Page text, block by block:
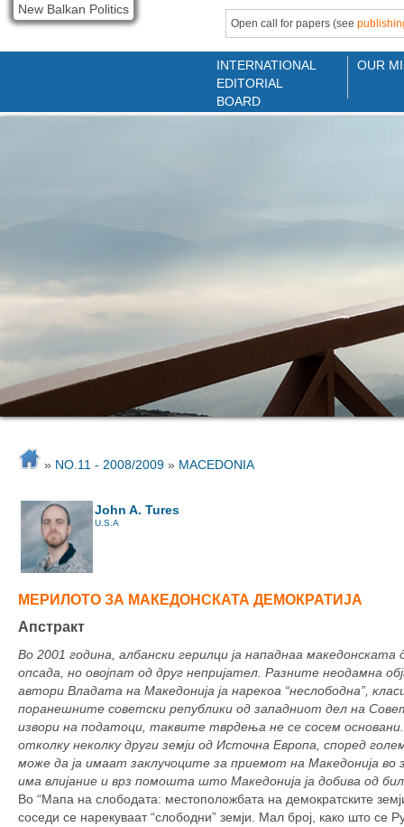
New Balkan Politics
Open call for papers (see
INTERNATIONAL
EDITORIAL
BOARD
OUR
» NO.11 - 2008/2009 » MACEDONIA
John A. Tures
U.S.A
МЕРИЛОТО ЗА МАКЕДОНСКАТА ДЕМОКРАТИЈА
Апстракт
Во 2001 година, албански герилци ја нападнаа
опсада, но овојпат од друг непријател. Разните неодамна
автори Владата на Македонија ја нарекоа “неслободна”,
поранешните советски републики од западниот дел на
извори на податоци, таквите тврдења не се сосем
отколку неколку други земји од Источна Европа, според
може да ја имаат заклучоците за приемот на Македонија
има влијание и врз помошта што Македонија ја добива од
Во “Мапа на слободата: местоположбата на демократските
соседи се нарекуваат “слободни” земји. Мал број, како што